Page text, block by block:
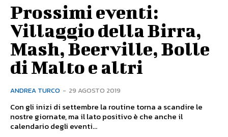
Prossimi eventi:
Villaggio della Birra,
Mash, Beerville, Bolle
di Malto e altri
ANDREA TURCO - 29 AGOSTO 2019
Con gli inizi di settembre la routine torna a scandire le
nostre giornate, ma il lato positivo è che anche il
calendario degli eventi...